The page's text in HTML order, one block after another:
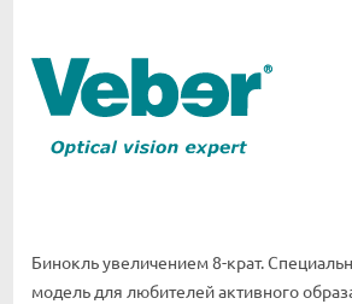
Бинокль увеличением 8-крат.
модель для любителей активного